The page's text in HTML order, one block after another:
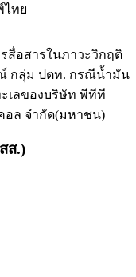
ไทย
สื่อสารในภาวะวิกฤติ
กลุ่ม ปตท. กรณีน้ำมัน
เลของบริษัท พีทีที
อล จำกัด(มหาชน)
ส.)